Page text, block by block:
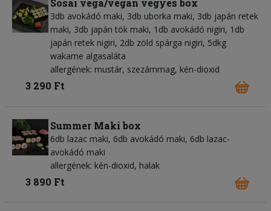
Sosai vega/vegán vegyes box
3db avokádó maki, 3db uborka maki, 3db japán retek
maki, 3db japán tök maki, 1db avokádó nigiri, 1db
japán retek nigiri, 2db zöld spárga nigiri, 5dkg
wakame algasaláta
allergének: mustár, szezámmag, kén-dioxid
3 290 Ft
Summer Maki box
6db lazac maki, 6db avokádó maki, 6db lazac-
avokádó maki
allergének: kén-dioxid, halak
3 890 Ft